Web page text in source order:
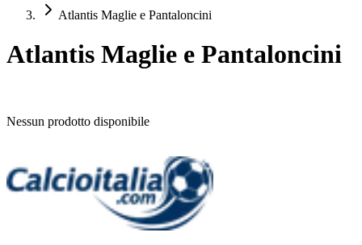
Atlantis Maglie e Pantaloncini
Atlantis Maglie e Pantaloncini
Nessun prodotto disponibile